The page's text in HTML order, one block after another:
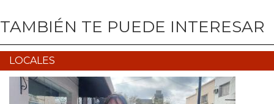
TAMBIÉN TE PUEDE INTERESAR
LOCALES